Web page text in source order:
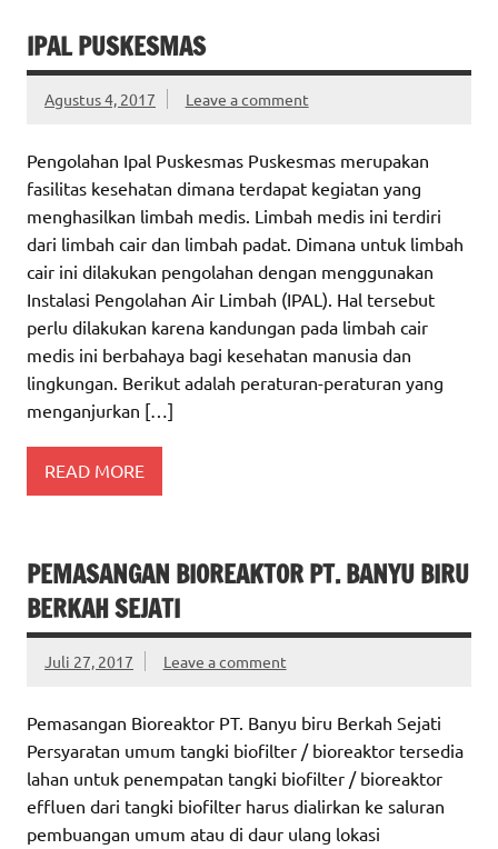
IPAL PUSKESMAS
Agustus 4, 2017 Leave a comment
Pengolahan Ipal Puskesmas Puskesmas merupakan
fasilitas kesehatan dimana terdapat kegiatan yang
menghasilkan limbah medis. Limbah medis ini terdiri
dari limbah cair dan limbah padat. Dimana untuk limbah
cair ini dilakukan pengolahan dengan menggunakan
Instalasi Pengolahan Air Limbah (IPAL). Hal tersebut
perlu dilakukan karena kandungan pada limbah cair
medis ini berbahaya bagi kesehatan manusia dan
lingkungan. Berikut adalah peraturan-peraturan yang
menganjurkan […]
READ MORE
PEMASANGAN BIOREAKTOR PT. BANYU BIRU
BERKAH SEJATI
Juli 27, 2017 Leave a comment
Pemasangan Bioreaktor PT. Banyu biru Berkah Sejati
Persyaratan umum tangki biofilter / bioreaktor tersedia
lahan untuk penempatan tangki biofilter / bioreaktor
effluen dari tangki biofilter harus dialirkan ke saluran
pembuangan umum atau di daur ulang lokasi